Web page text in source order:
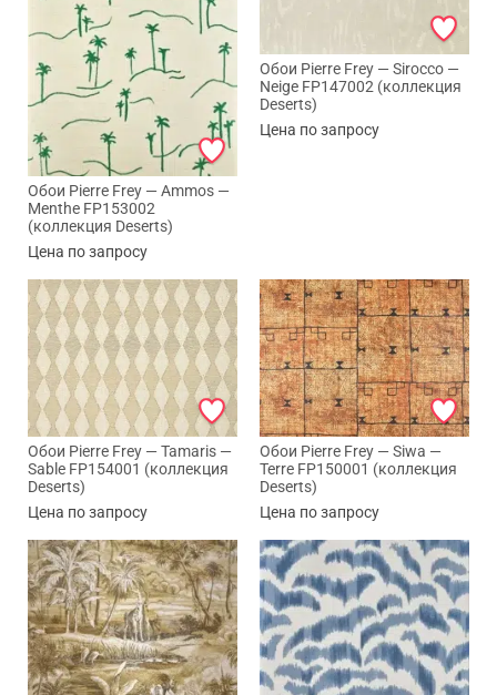
Обои Pierre Frey — Ammos —
Menthe FP153002
(коллекция Deserts)
Цена по запросу
Обои Pierre Frey — Sirocco —
Neige FP147002 (коллекция
Deserts)
Цена по запросу
Обои Pierre Frey — Tamaris —
Sable FP154001 (коллекция
Deserts)
Цена по запросу
Обои Pierre Frey — Siwa —
Terre FP150001 (коллекция
Deserts)
Цена по запросу